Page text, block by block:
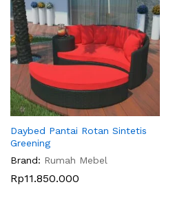
Daybed Pantai Rotan Sintetis
Greening
Brand: Rumah Mebel
Rp11.850.000
Rp11.850.000